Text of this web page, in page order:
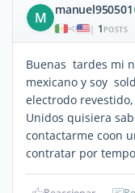
M manuel950501
| 1 POSTS
Buenas tardes mi
mexicano y soy
electrodo
Unidos quisiera
contactarme coon
contratar por